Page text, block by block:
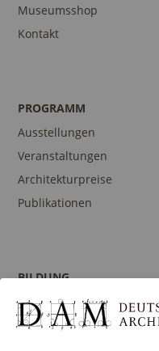
Museumsshop
Kontakt
PROGRAMM
Ausstellungen
Veranstaltungen
Architekturpreise
Publikationen
BILDUNG
Programm
Führungen und Touren